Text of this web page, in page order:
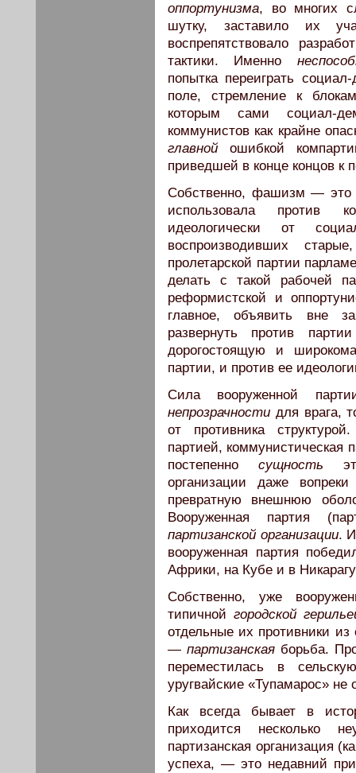
оппортунизма, во многих
шутку, заставило их
воспрепятствовало
тактики. Именно
попытка переиграть
поле, стремление к
которым сами социал-
коммунистов как крайне
главной ошибкой
приведшей в конце концов к
Собственно, фашизм — это
использовала против
идеологически от
воспроизводивших
пролетарской партии
делать с такой рабочей
реформистской и
главное, объявить вне
развернуть против
дорогостоящую и
партии, и против ее
Сила вооруженной
непрозрачности для врага,
от противника
партией, коммунистическая
постепенносущность
организации даже
превратную внешнюю
Вооруженная партия
партизанской организации.
вооруженная партия
Африки, на Кубе и в
Собственно, уже
типичной городской
отдельные их противники
— партизанская борьба.
переместилась в
уругвайские «Тупамарос»
Как всегда бывает в
приходится несколько
партизанская организация
успеха, — это недавний